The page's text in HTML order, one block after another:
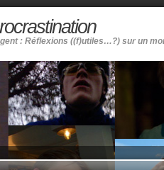
: Réflexions ((f)utiles…?) sur un